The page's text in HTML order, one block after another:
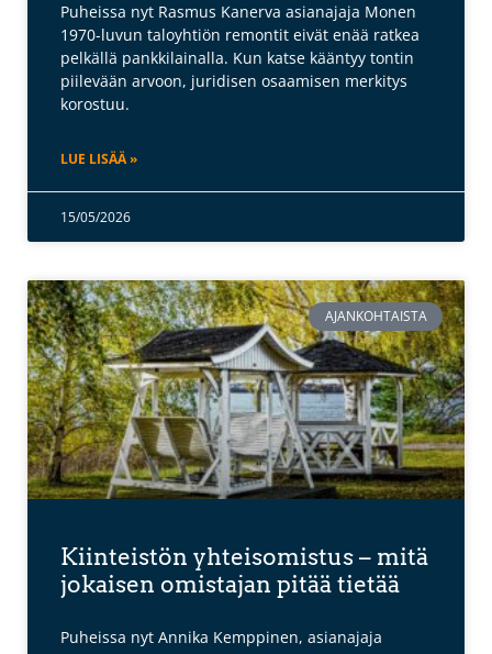
Puheissa nyt Rasmus Kanerva asianajaja Monen
1970-luvun taloyhtiön remontit eivät enää ratkea
pelkällä pankkilainalla. Kun katse kääntyy tontin
piilevään arvoon, juridisen osaamisen merkitys
korostuu.
LUE LISÄÄ »
15/05/2026
AJANKOHTAISTA
Kiinteistön yhteisomistus – mitä
jokaisen omistajan pitää tietää
Puheissa nyt Annika Kemppinen, asianajaja